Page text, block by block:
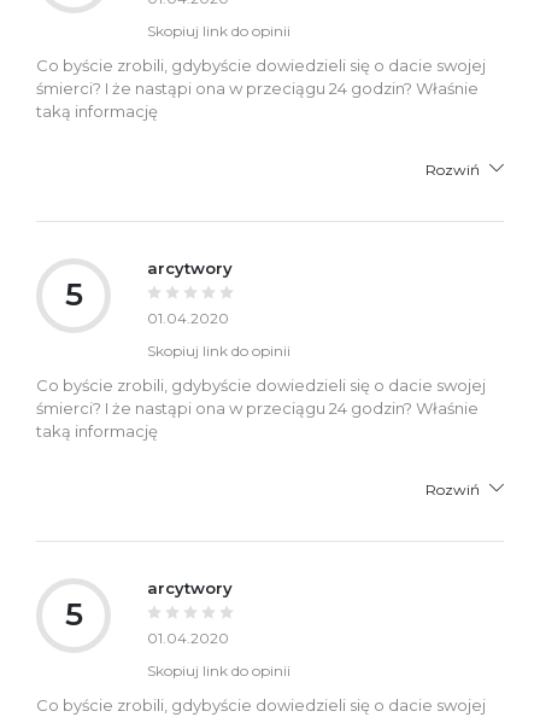
Skopiuj link do opinii
Co byście zrobili, gdybyście dowiedzieli się o dacie swojej
śmierci? I że nastąpi ona w przeciągu 24 godzin? Właśnie
taką informację
Rozwiń
5
arcytwory
01.04.2020
Skopiuj link do opinii
Co byście zrobili, gdybyście dowiedzieli się o dacie swojej
śmierci? I że nastąpi ona w przeciągu 24 godzin? Właśnie
taką informację
Rozwiń
5
arcytwory
01.04.2020
Skopiuj link do opinii
Co byście zrobili, gdybyście dowiedzieli się o dacie swojej